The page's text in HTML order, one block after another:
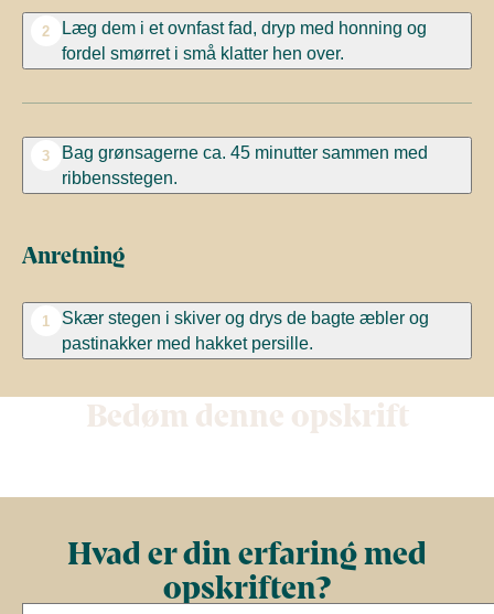
2
Læg dem i et ovnfast fad, dryp med honning og
fordel smørret i små klatter hen over.
3
Bag grønsagerne ca. 45 minutter sammen med
ribbensstegen.
Anretning
1
Skær stegen i skiver og drys de bagte æbler og
pastinakker med hakket persille.
Bedøm denne opskrift
Hvad er din erfaring med
opskriften?